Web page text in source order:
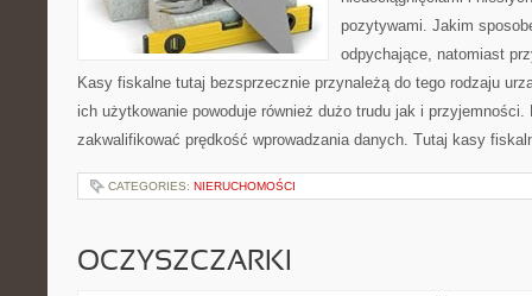
pozytywami. Jakim
odpychające, natomiast
Kasy fiskalne tutaj bezsprzecznie przynależą do tego rodzaju
ich użytkowanie powoduje również dużo trudu jak i przyjemności.
zakwalifikować prędkość wprowadzania danych. Tutaj kasy
CATEGORIES: NIERUCHOMOŚCI
OCZYSZCZARKI